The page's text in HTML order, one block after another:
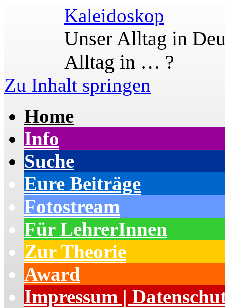
Kaleidoskop
Unser Alltag in
Alltag in … ?
Zu Inhalt springen
Home
Info
Suche
Eure Beiträge
Fotostream
Für LehrerInnen
Zur Theorie
Award
Impressum |